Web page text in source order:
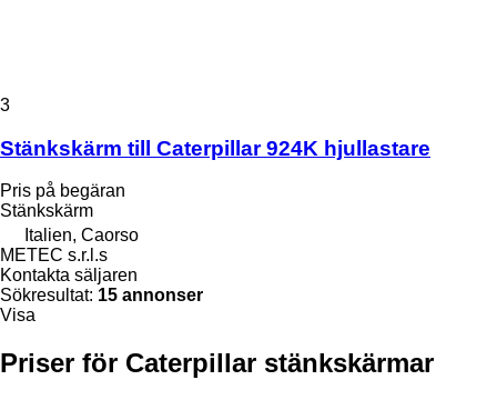
3
Stänkskärm till Caterpillar 924K hjullastare
Pris på begäran
Stänkskärm
Italien, Caorso
METEC s.r.l.s
Kontakta säljaren
Sökresultat: 15 annonser
Visa
Priser för Caterpillar stänkskärmar